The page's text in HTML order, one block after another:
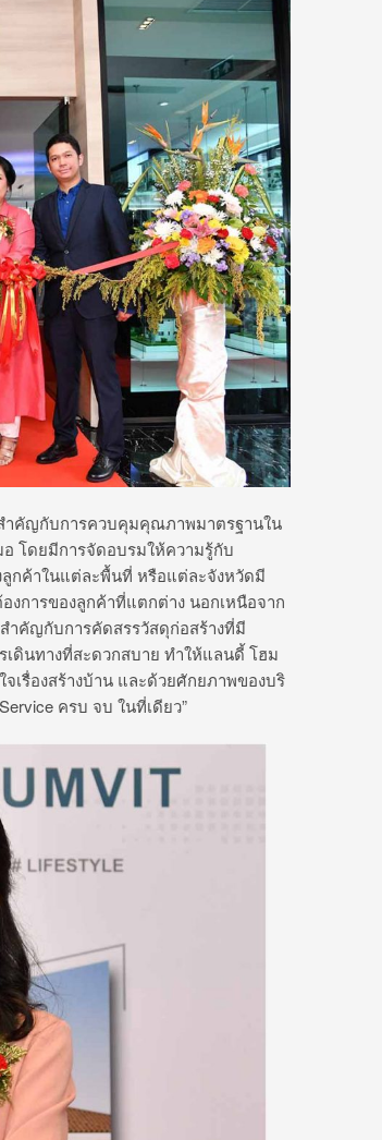
ำคัญกับการควบคุมคุณภาพมาตรฐานใน
โดยมีการจัดอบรมให้ความรู้กับ
กค้าในแต่ละพื้นที่ หรือแต่ละจังหวัดมี
งการของลูกค้าที่แตกต่าง นอกเหนือจาก
ำคัญกับการคัดสรรวัสดุก่อสร้างที่มี
ดินทางที่สะดวกสบาย ทำให้แลนดี้ โฮม
เรื่องสร้างบ้าน และด้วยศักยภาพของบริ
ครบ จบ ในที่เดียว”